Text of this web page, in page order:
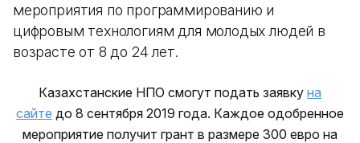
мероприятия по программированию и
цифровым технологиям для молодых людей в
возрасте от 8 до 24 лет.
Казахстанские НПО смогут подать заявку на
сайте до 8 сентября 2019 года. Каждое одобренное
мероприятие получит грант в размере 300 евро на